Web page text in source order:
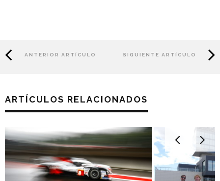
ANTERIOR ARTÍCULO SIGUIENTE ARTÍCULO
ARTÍCULOS RELACIONADOS